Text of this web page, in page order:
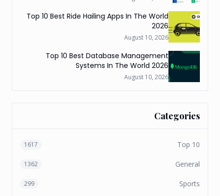
Top 10 Best Ride Hailing Apps In The World
2026
August 10, 2026
Top 10 Best Database Management
Systems In The World 2026
August 10, 2026
Categories
Top 10
1617
General
1362
Sports
299